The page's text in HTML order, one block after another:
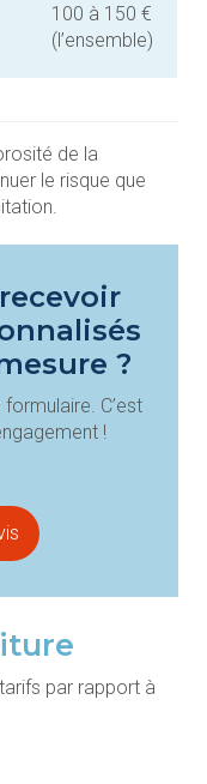
100 à 150 €
(l’ensemble)
de la
le risque que
?
C’est
!
par rapport à